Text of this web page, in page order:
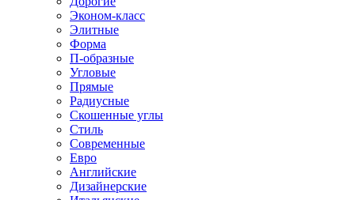
Эконом-класс
Элитные
Форма
П-образные
Угловые
Прямые
Радиусные
Скошенные углы
Стиль
Современные
Евро
Английские
Дизайнерские